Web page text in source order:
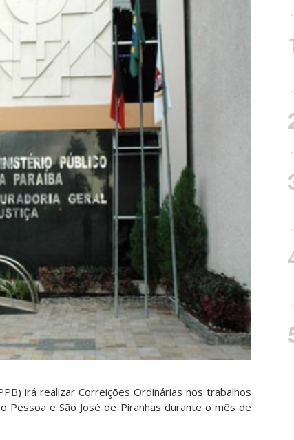
irá realizar Correições Ordinárias nos trabalhos
Pessoa e São José de Piranhas durante o mês de